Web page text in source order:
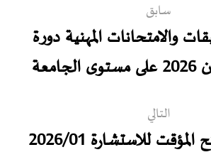
سابق
والامتحانات المهنية دورة
التالي
إعلان عن المنح المؤقت للاستشارة 2026/01